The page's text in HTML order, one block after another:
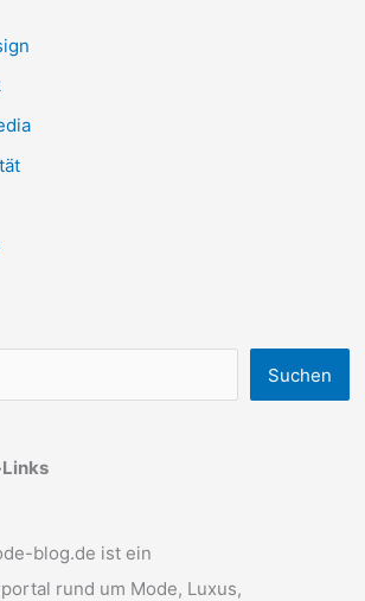
Suchen
blog.de ist ein
rund um Mode, Luxus,